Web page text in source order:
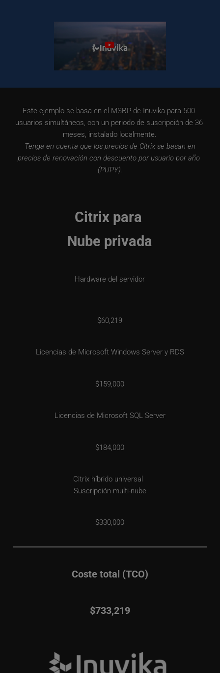
Este ejemplo se basa en el MSRP de Inuvika para 500
usuarios simultáneos, con un periodo de suscripción de 36
meses, instalado localmente.
precios de renovación con descuento por usuario por año
(PUPY).
Citrix para
Nube privada
Hardware del servidor
$60,219
Licencias de Microsoft Windows Server y RDS
$159,000
Licencias de Microsoft SQL Server
$184,000
Citrix híbrido universal
Suscripción multi-nube
$330,000
Coste total (TCO)
$733,219